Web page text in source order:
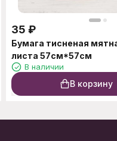
35 ₽
Бумага тисненая
листа 57см*57см
В наличии
В корзину